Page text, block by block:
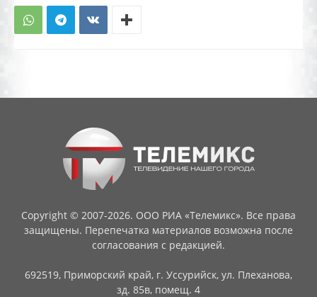
Copyright © 2007-2026. ООО РИА «Телемикс». Все права
защищены. Перепечатка материалов возможна после
согласования с редакцией.
692519, Приморский край, г. Уссурийск, ул. Плеханова,
зд. 85в, помещ. 4